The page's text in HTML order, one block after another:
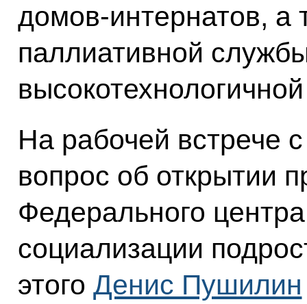
домов-интернатов, а
паллиативной
На рабочей встрече
вопрос об открытии
Федерального
социализации
этого Денис Пушилин